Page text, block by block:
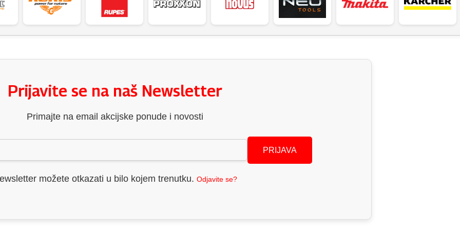
Prijavite se na naš Newsletter
Primajte na email akcijske ponude i novosti
PRIJAVA
možete otkazati u bilo kojem trenutku. Odjavite se?